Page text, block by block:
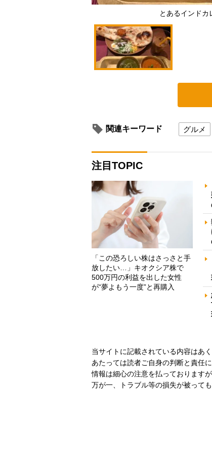
とあるインドカ
関連キーワード グルメ
注目TOPIC
「この恐ろしい株はさっさと手
放したい…」キオクシア株で
500万円の利益を出した女性
が“夢よもう一度”と再購入
当サイトに記載されている内容はあ
あたっては読者ご自身の判断と責任
情報は細心の注意を払っております
万が一、トラブル等の損失が被って